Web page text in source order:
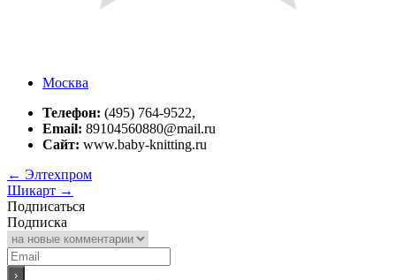
Москва
Телефон: (495) 764-9522,
Email: 89104560880@mail.ru
Сайт: www.baby-knitting.ru
← Элтехпром
Шикарт →
Подписаться
Подписка